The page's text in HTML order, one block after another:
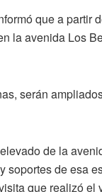
que a partir
la avenida Los
serán
de la
soportes de esa
que realizó el